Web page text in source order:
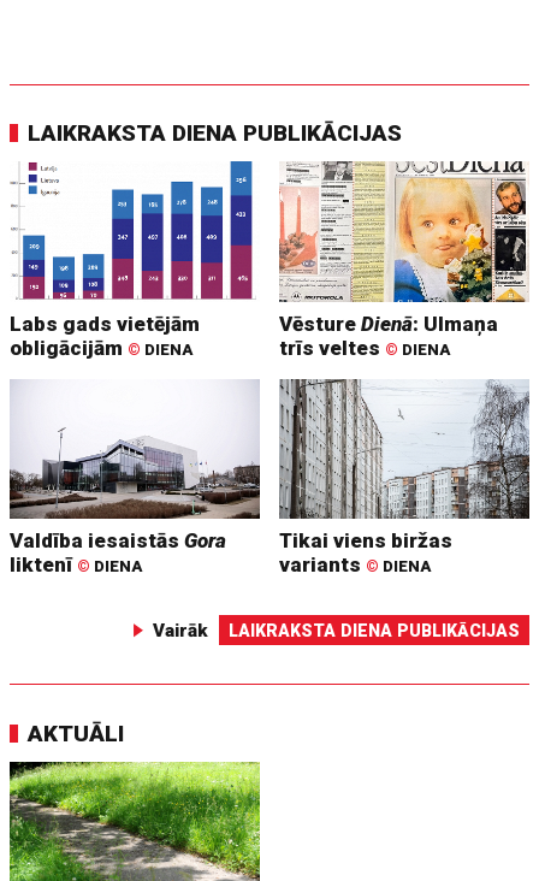
LAIKRAKSTA DIENA PUBLIKĀCIJAS
Labs gads vietējām
obligācijām © DIENA
VēstureDienā: Ulmaņa
trīs veltes © DIENA
Valdība iesaistāsGora
liktenī © DIENA
Tikai viens biržas
variants © DIENA
Vairāk LAIKRAKSTA DIENA PUBLIKĀCIJAS
AKTUĀLI